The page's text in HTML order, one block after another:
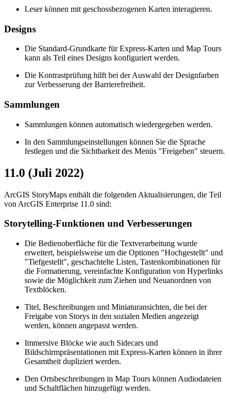
Leser können mit geschossbezogenen Karten interagieren.
Designs
Die Standard-Grundkarte für Express-Karten und Map Tours
kann als Teil eines Designs konfiguriert werden.
Die Kontrastprüfung hilft bei der Auswahl der Designfarben
zur Verbesserung der Barrierefreiheit.
Sammlungen
Sammlungen können automatisch wiedergegeben werden.
In den Sammlungseinstellungen können Sie die Sprache
festlegen und die Sichtbarkeit des Menüs "Freigeben" steuern.
11.0 (Juli 2022)
ArcGIS StoryMaps enthält die folgenden Aktualisierungen, die Teil
von ArcGIS Enterprise 11.0 sind:
Storytelling-Funktionen und Verbesserungen
Die Bedienoberfläche für die Textverarbeitung wurde
erweitert, beispielsweise um die Optionen "Hochgestellt" und
"Tiefgestellt", geschachtelte Listen, Tastenkombinationen für
die Formatierung, vereinfachte Konfiguration von Hyperlinks
sowie die Möglichkeit zum Ziehen und Neuanordnen von
Textblöcken.
Titel, Beschreibungen und Miniaturansichten, die bei der
Freigabe von Storys in den sozialen Medien angezeigt
werden, können angepasst werden.
Immersive Blöcke wie auch Sidecars und
Bildschirmpräsentationen mit Express-Karten können in ihrer
Gesamtheit dupliziert werden.
Den Ortsbeschreibungen in Map Tours können Audiodateien
und Schaltflächen hinzugefügt werden.